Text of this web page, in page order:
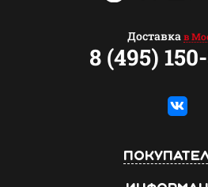
Доставка в
8 (495)